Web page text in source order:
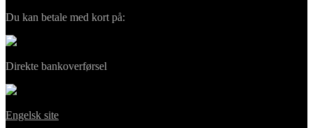
Du kan betale med kort på:
Direkte bankoverførsel
Engelsk site